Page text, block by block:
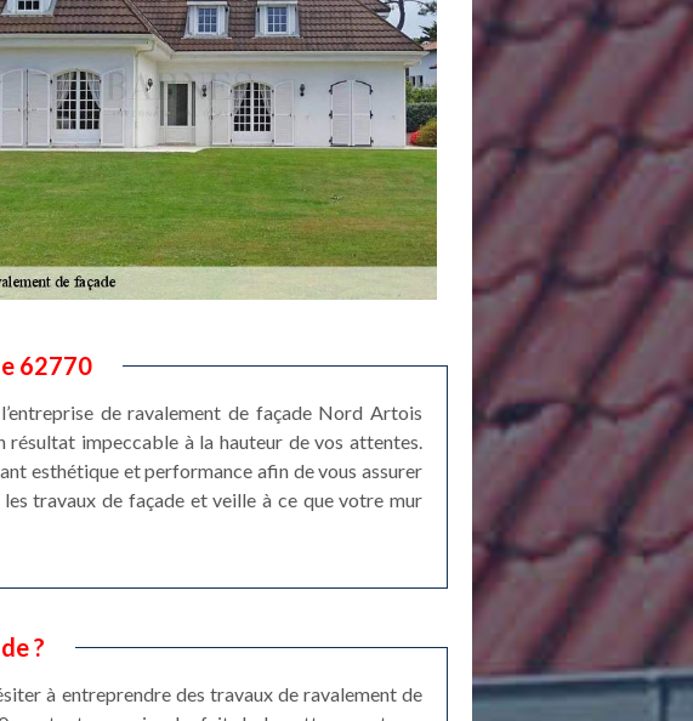
62770
de ravalement de façade Nord Artois
résultat impeccable à la hauteur de vos attentes.
esthétique et performance afin de vous assurer
travaux de façade et veille à ce que votre mur
?
à entreprendre des travaux de ravalement de